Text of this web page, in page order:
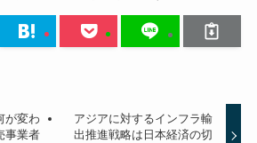
が変わ
事業者
アジアに対するインフラ輸
出推進戦略は日本経済の切